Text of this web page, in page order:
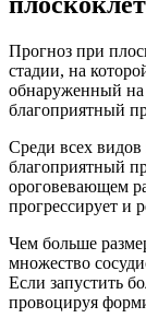
Прогноз при
стадии, на
обнаруженный на
благоприятный
Среди всех видов
благоприятный
ороговевающем
прогрессирует и
Чем больше
множество
Если запустить
провоцируя